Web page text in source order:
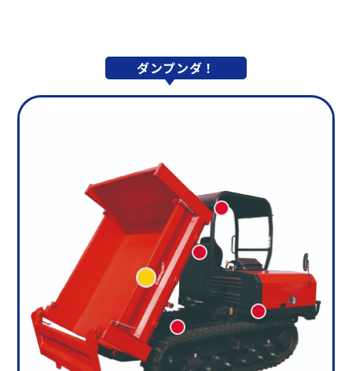
ダンプンダ！